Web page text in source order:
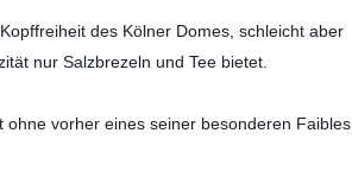
des Kölner Domes, schleicht aber
nur Salzbrezeln und Tee bietet.
vorher eines seiner besonderen Faibles